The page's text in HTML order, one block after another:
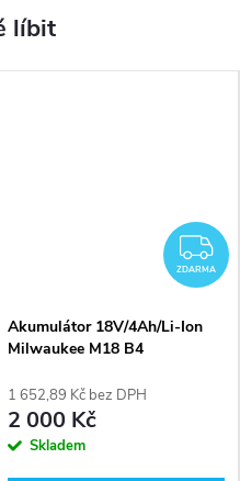
ZDARMA
Akumulátor 18V/4Ah/Li-Ion
Milwaukee M18 B4
1 652,89 Kč bez DPH
2 000 Kč
Skladem